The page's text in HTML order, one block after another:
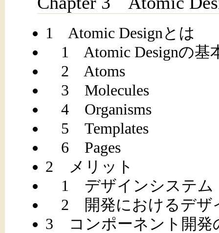
1 Atomic Designとは
1 Atomic Designの基
2 Atoms
3 Molecules
4 Organisms
5 Templates
6 Pages
2 メリット
1 デザインシステム
2 開発におけるデザ
3 コンポーネント開発